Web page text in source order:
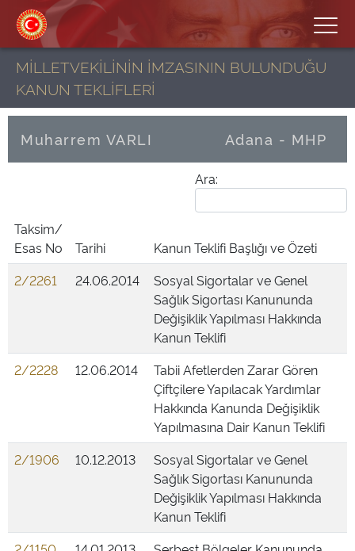
MİLLETVEKİLİNİN İMZASININ BULUNDUĞU
KANUN TEKLİFLERİ
Muharrem VARLI Adana - MHP
Ara:
Taksim/
Esas No
Tarihi
Kanun Teklifi Başlığı ve Özeti
2/2261
24.06.2014
Sosyal Sigortalar ve Genel
Sağlık Sigortası Kanununda
Değişiklik Yapılması Hakkında
Kanun Teklifi
2/2228
12.06.2014
Tabii Afetlerden Zarar Gören
Çiftçilere Yapılacak Yardımlar
Hakkında Kanunda Değişiklik
Yapılmasına Dair Kanun Teklifi
2/1906
10.12.2013
Sosyal Sigortalar ve Genel
Sağlık Sigortası Kanununda
Değişiklik Yapılması Hakkında
Kanun Teklifi